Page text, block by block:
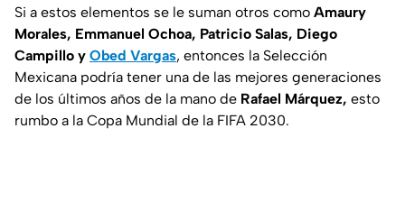
Si a estos elementos se le suman otros como Amaury
Morales, Emmanuel Ochoa, Patricio Salas, Diego
Campillo y Obed Vargas, entonces la Selección
Mexicana podría tener una de las mejores generaciones
de los últimos años de la mano de Rafael Márquez, esto
rumbo a la Copa Mundial de la FIFA 2030.